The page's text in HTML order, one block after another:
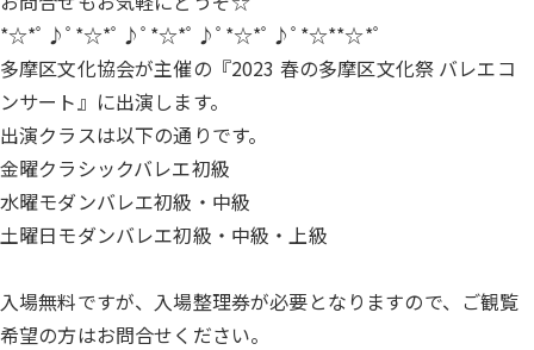
*☆*ﾟ♪ﾟ*☆*ﾟ♪ﾟ*☆*ﾟ♪ﾟ*☆*ﾟ♪ﾟ*☆**☆*ﾟ
多摩区文化協会が主催の『2023 春の多摩区文化祭 バレエコ
ンサート』に出演します。
出演クラスは以下の通りです。
金曜クラシックバレエ初級
水曜モダンバレエ初級・中級
土曜日モダンバレエ初級・中級・上級
入場無料ですが、入場整理券が必要となりますので、ご観覧
希望の方はお問合せください。